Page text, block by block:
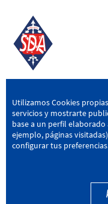
SD AMOREBIETA
San Miguel Kalea, 16,
946 604 751 |
Utilizamos Cookies
servicios y mostrarte
base a un perfil
ejemplo, páginas
configurar tus